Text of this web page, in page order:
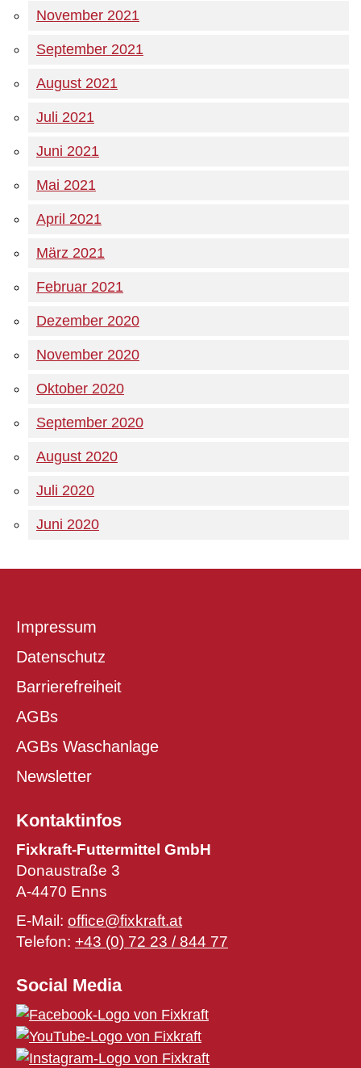
November 2021
September 2021
August 2021
Juli 2021
Juni 2021
Mai 2021
April 2021
März 2021
Februar 2021
Dezember 2020
November 2020
Oktober 2020
September 2020
August 2020
Juli 2020
Juni 2020
Impressum
Datenschutz
Barrierefreiheit
AGBs
AGBs Waschanlage
Newsletter
Kontaktinfos
Fixkraft-Futtermittel GmbH
Donaustraße 3
A-4470 Enns
E-Mail: office@fixkraft.at
Telefon: +43 (0) 72 23 / 844 77
Social Media